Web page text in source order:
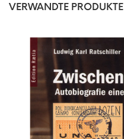
VERWANDTE PRODUKTE